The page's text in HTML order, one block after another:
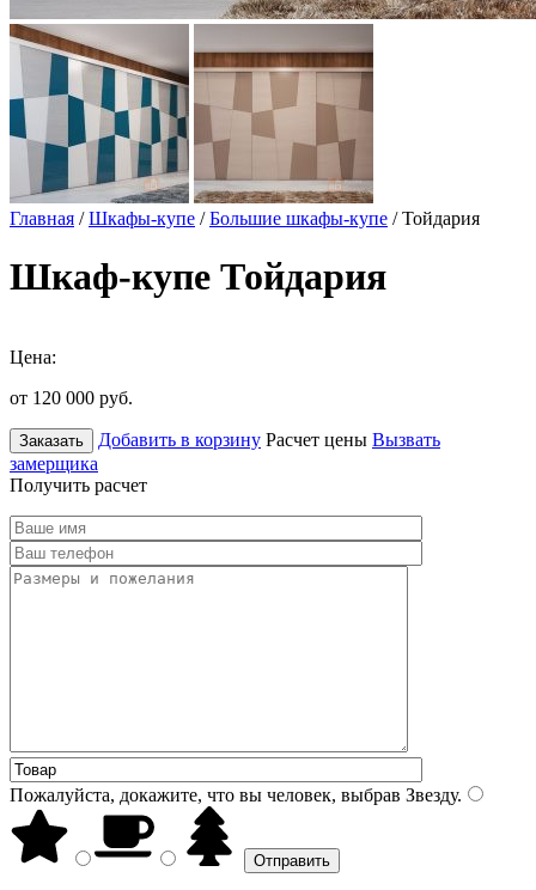
Главная /Шкафы-купе /Большие шкафы-купе / Тойдария
Шкаф-купе Тойдария
Цена:
от 120 000 руб.
Заказать Добавить в корзину Расчет цены Вызвать
замерщика
Получить расчет
Пожалуйста, докажите, что вы человек, выбрав Звезду.